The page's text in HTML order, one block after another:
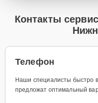
Контакты
Телефон
Наши специалисты быстро
предложат оптимальный